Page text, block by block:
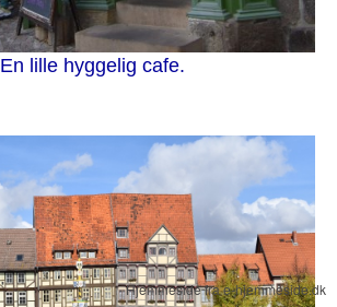
En lille hyggelig cafe.
Hjemmeside fra e-hjemmeside.dk